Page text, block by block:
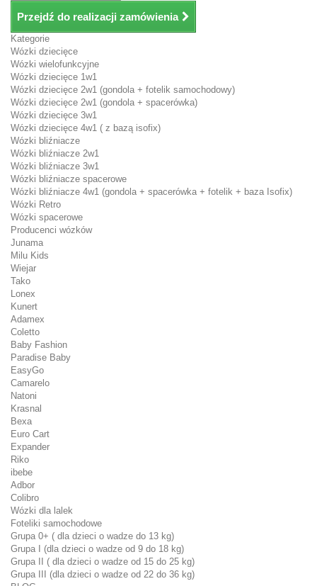
Przejdź do realizacji zamówienia
Kategorie
Wózki dziecięce
Wózki wielofunkcyjne
Wózki dziecięce 1w1
Wózki dziecięce 2w1 (gondola + fotelik samochodowy)
Wózki dziecięce 2w1 (gondola + spacerówka)
Wózki dziecięce 3w1
Wózki dziecięce 4w1 ( z bazą isofix)
Wózki bliźniacze
Wózki bliźniacze 2w1
Wózki bliźniacze 3w1
Wózki bliźniacze spacerowe
Wózki bliźniacze 4w1 (gondola + spacerówka + fotelik + baza Isofix)
Wózki Retro
Wózki spacerowe
Producenci wózków
Junama
Milu Kids
Wiejar
Tako
Lonex
Kunert
Adamex
Coletto
Baby Fashion
Paradise Baby
EasyGo
Camarelo
Natoni
Krasnal
Bexa
Euro Cart
Expander
Riko
ibebe
Adbor
Colibro
Wózki dla lalek
Foteliki samochodowe
Grupa 0+ ( dla dzieci o wadze do 13 kg)
Grupa I (dla dzieci o wadze od 9 do 18 kg)
Grupa II ( dla dzieci o wadze od 15 do 25 kg)
Grupa III (dla dzieci o wadze od 22 do 36 kg)